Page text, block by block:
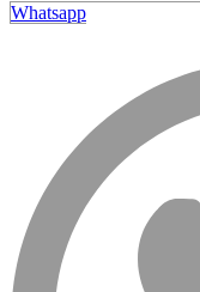
Whatsapp